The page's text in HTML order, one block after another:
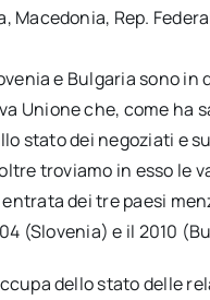
Macedonia, Rep.
e Bulgaria sono in
Unione che, come ha
stato dei negoziati e
troviamo in esso le
dei tre paesi
(Slovenia) e il 2010
dello stato delle